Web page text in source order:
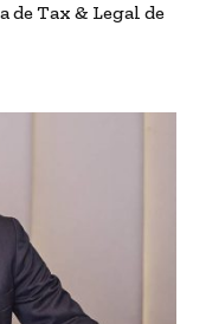
de Tax & Legal de